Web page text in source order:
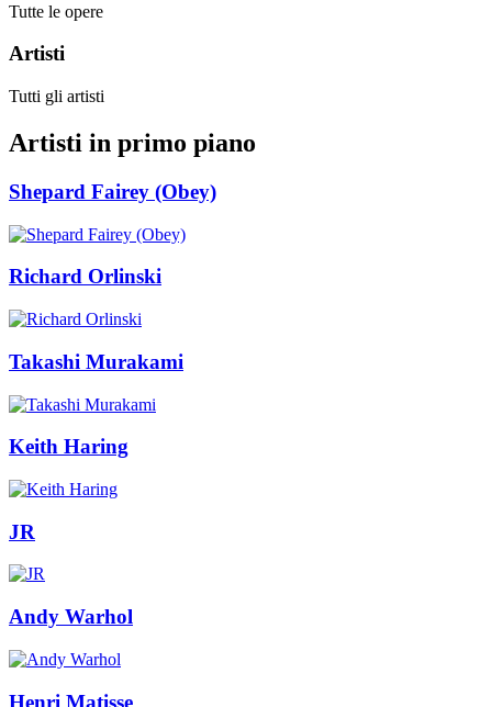
Tutte le opere
Artisti
Tutti gli artisti
Artisti in primo piano
Shepard Fairey (Obey)
Richard Orlinski
Takashi Murakami
Keith Haring
JR
Andy Warhol
Henri Matisse